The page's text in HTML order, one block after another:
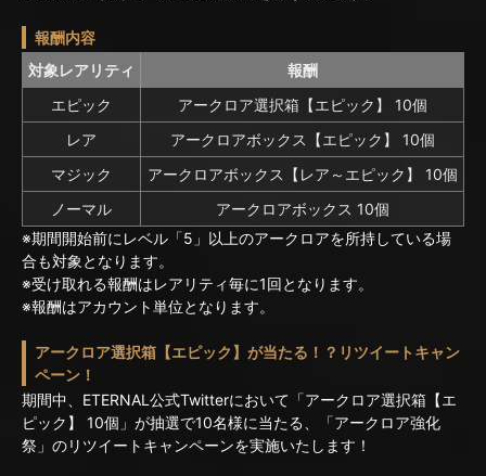
報酬内容
対象レアリティ
報酬
エピック
アークロア選択箱【エピック】 10個
レア
アークロアボックス【エピック】 10個
マジック
アークロアボックス【レア～エピック】 10個
ノーマル
アークロアボックス 10個
※期間開始前にレベル「5」以上のアークロアを所持している場
合も対象となります。
※受け取れる報酬はレアリティ毎に1回となります。
※報酬はアカウント単位となります。
アークロア選択箱【エピック】が当たる！？リツイートキャン
ペーン！
期間中、ETERNAL公式Twitterにおいて「アークロア選択箱【エ
ピック】 10個」が抽選で10名様に当たる、「アークロア強化
祭」のリツイートキャンペーンを実施いたします！